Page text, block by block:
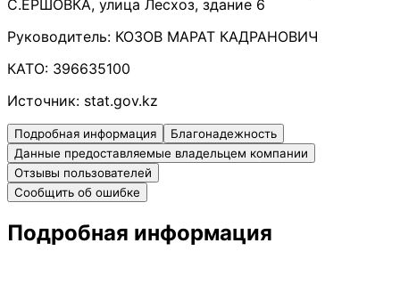
С.ЕРШОВКА, улица Лесхоз, здание 6
Руководитель: КОЗОВ МАРАТ КАДРАНОВИЧ
КАТО: 396635100
Источник: stat.gov.kz
Подробная информация
Благонадежность
Данные предоставляемые владельцем компании
Отзывы пользователей
Сообщить об ошибке
Подробная информация